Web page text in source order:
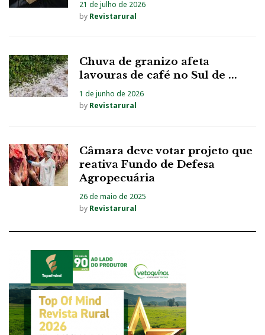
21 de julho de 2026
by Revistarural
Chuva de granizo afeta
lavouras de café no Sul de ...
1 de junho de 2026
by Revistarural
Câmara deve votar projeto que
reativa Fundo de Defesa
Agropecuária
26 de maio de 2025
by Revistarural